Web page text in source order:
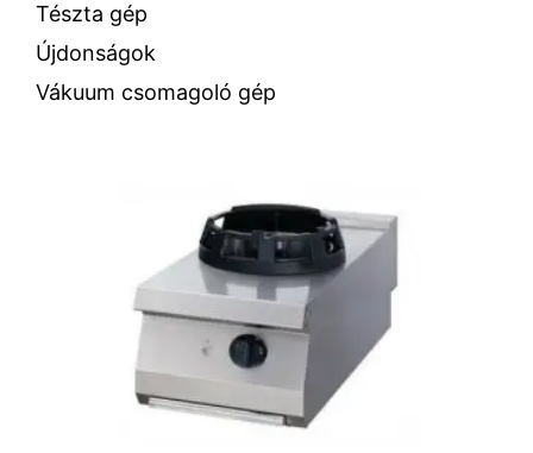
Tészta gép
Újdonságok
Vákuum csomagoló gép